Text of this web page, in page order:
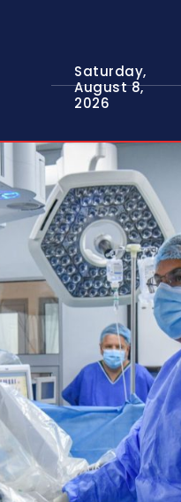
Saturday,
August 8,
2026